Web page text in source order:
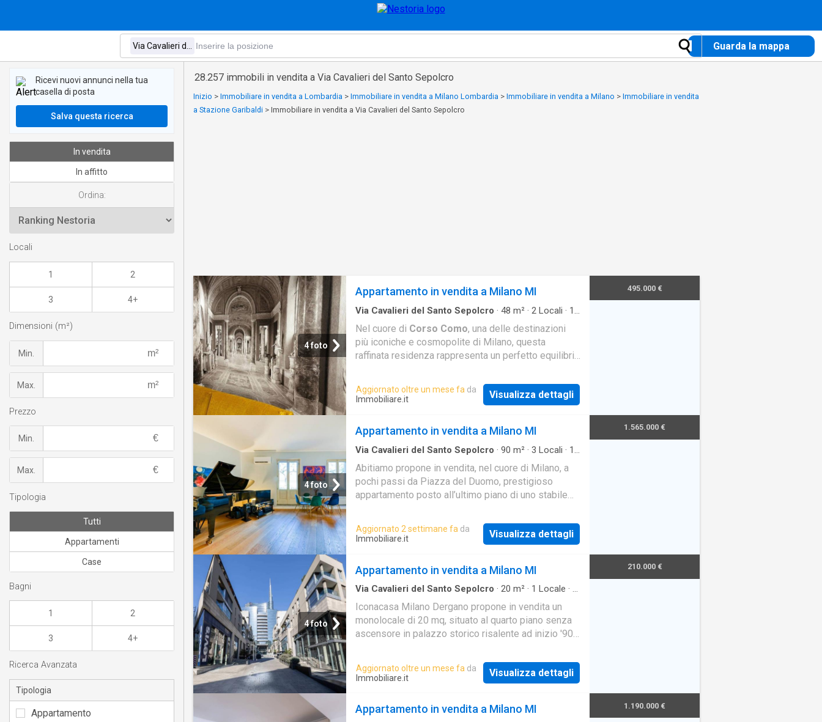
Guarda la mappa
28.257 immobili in vendita a Via Cavalieri del Santo Sepolcro
Inizio > Immobiliare in vendita a Lombardia > Immobiliare in vendita a Milano Lombardia > Immobiliare in vendita a Milano > Immobiliare in vendita
a Stazione Garibaldi > Immobiliare in vendita a Via Cavalieri del Santo Sepolcro
4 foto
Appartamento in vendita a Milano MI
Via Cavalieri del Santo Sepolcro · 48 m² · 2 Locali · 1
Nel cuore di Corso Como, una delle destinazioni
più iconiche e cosmopolite di Milano, questa
raffinata residenza rappresenta un perfetto equilibrio
Aggiornato oltre un mese fa da
Immobiliare.it
Visualizza dettagli
495.000 €
4 foto
Appartamento in vendita a Milano MI
Via Cavalieri del Santo Sepolcro · 90 m² · 3 Locali · 1
Abitiamo propone in vendita, nel cuore di Milano, a
pochi passi da Piazza del Duomo, prestigioso
appartamento posto all’ultimo piano di uno stabile
Aggiornato 2 settimane fa da
Immobiliare.it
Visualizza dettagli
1.565.000 €
4 foto
Appartamento in vendita a Milano MI
Via Cavalieri del Santo Sepolcro · 20 m² · 1 Locale · 1
Iconacasa Milano Dergano propone in vendita un
monolocale di 20 mq, situato al quarto piano senza
ascensore in palazzo storico risalente ad inizio '900
Aggiornato oltre un mese fa da
Immobiliare.it
Visualizza dettagli
210.000 €
Appartamento in vendita a Milano MI 1.190.000 €
Ricevi nuovi annunci nella tua
casella di posta
Salva questa ricerca
In vendita
In affitto
Ordina:
Locali
1 2
3 4+
Dimensioni (m²)
Min.
Max.
Prezzo
Min.
Max.
Tipologia
Tutti
Appartamenti
Case
Bagni
1 2
3 4+
Ricerca Avanzata
Tipologia
Appartamento